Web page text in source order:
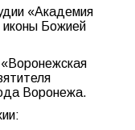
«Академия
иконы Божией
Воронежа.